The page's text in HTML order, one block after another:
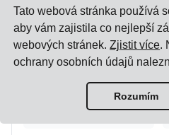
Tato webová stránka používá
aby vám zajistila co nejlepší
webových stránek.Zjistit více.
ochrany osobních údajů
Rozumím
Advanced
dodací lhůty